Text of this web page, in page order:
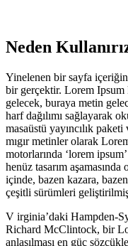
Neden
Yinelenen bir sayfa
bir gerçektir. Lorem Ipsum
gelecek, buraya metin
harf dağılımı sağlayarak
masaüstü yayıncılık
mıgır metinler olarak
motorlarında ‘lorem
henüz tasarım
içinde, bazen kazara,
çeşitli sürümleri
V irginia’daki Hampden-
Richard McClintock, bir
anlaşılması en güç